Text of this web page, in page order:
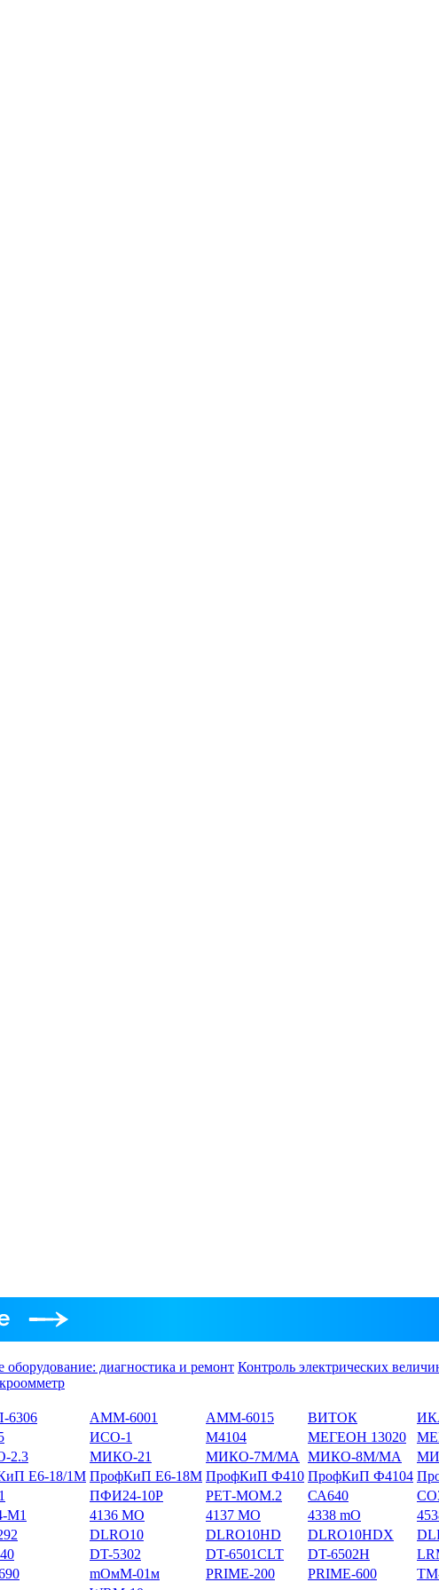
оборудование: диагностика и ремонт Контроль электрических
6306 АММ-6001 АММ-6015 ВИТОК
ИСО-1 М4104 МЕГЕОН 13020
2.3 МИКО-21 МИКО-7М/МА МИКО-8М/MA
Е6-18/1М ПрофКиП Е6-18М ПрофКиП Ф410 ПрофКиП Ф4104
ПФИ24-10Р РЕТ-МОМ.2 СА640
М1 4136 MO 4137 MO 4338 mO
DLRO10 DLRO10HD DLRO10HDX
DT-5302 DT-6501CLT DT-6502H
mОмМ-01м PRIME-200 PRIME-600